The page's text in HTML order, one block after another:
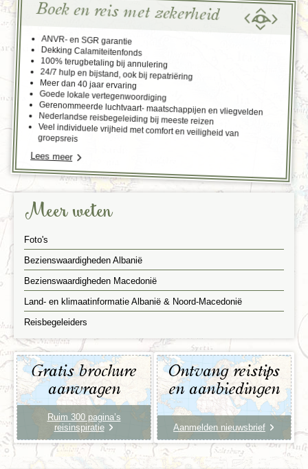
Boek en reis met zekerheid
ANVR- en SGR garantie
Dekking Calamiteitenfonds
100% terugbetaling bij annulering
24/7 hulp en bijstand, ook bij repatriëring
Meer dan 40 jaar ervaring
Goede lokale vertegenwoordiging
Gerenommeerde luchtvaart- maatschappijen en vliegvelden
Nederlandse reisbegeleiding bij meeste reizen
Veel individuele vrijheid met comfort en veiligheid van
groepsreis
Lees meer
Meer weten
Foto's
Bezienswaardigheden Albanië
Bezienswaardigheden Macedonië
Land- en klimaatinformatie Albanië & Noord-Macedonië
Reisbegeleiders
Gratis brochure
aanvragen
Ruim 300 pagina’s
reisinspiratie
Ontvang reistips
en aanbiedingen
Aanmelden nieuwsbrief